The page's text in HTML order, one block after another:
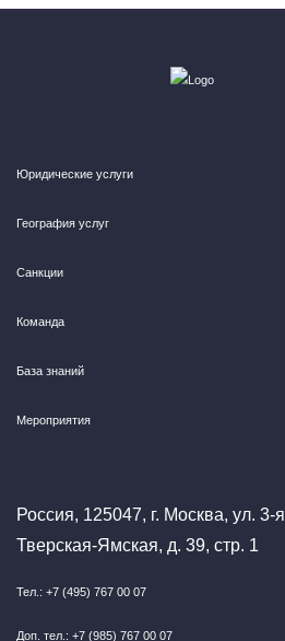
Юридические услуги
География услуг
Санкции
Команда
База знаний
Мероприятия
Россия, 125047, г. Москва, ул. 3-я
Тверская-Ямская, д. 39, стр. 1
Тел.: +7 (495) 767 00 07
Доп. тел.: +7 (985) 767 00 07